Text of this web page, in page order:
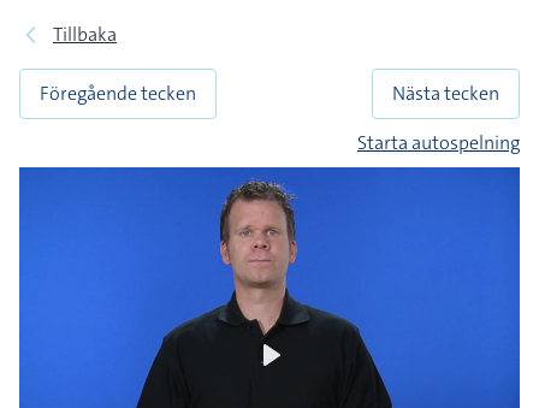
Tillbaka
Föregående tecken
Nästa tecken
Starta autospelning